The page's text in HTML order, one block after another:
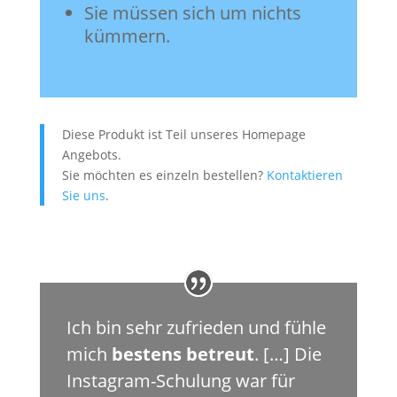
Sie müssen sich um nichts
kümmern.
Diese Produkt ist Teil unseres Homepage
Angebots.
Sie möchten es einzeln bestellen? Kontaktieren
Sie uns.
Ich bin sehr zufrieden und fühle
mich bestens betreut. […] Die
Instagram-Schulung war für